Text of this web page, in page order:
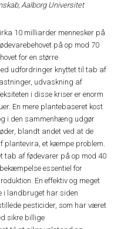
Aalborg Universitet
10 milliarder mennesker på
på op mod 70
for en større
udfordringer knyttet til tab af
udvaskning af
i disse kriser er enorm
En mere plantebaseret kost
i den sammenhæng udgør
blandt andet ved at de
plantevira, et kæmpe problem.
tab af fødevarer på op mod 40
essentiel for
En effektiv og meget
i landbruget har siden
pesticider, som har været
sikre billige